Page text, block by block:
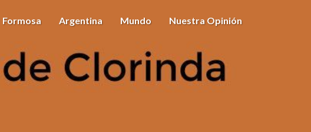
Formosa Argentina Mundo Nuestra Opinión